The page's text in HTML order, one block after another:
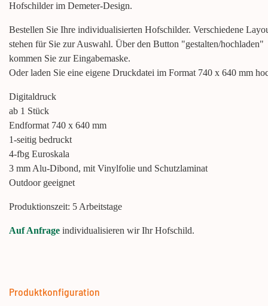
Hofschilder im Demeter-Design.
Bestellen Sie Ihre individualisierten Hofschilder. Verschiedene
stehen für Sie zur Auswahl. Über den Button "gestalten/hochladen"
kommen Sie zur Eingabemaske.
Oder laden Sie eine eigene Druckdatei im Format 740 x 640 mm
Digitaldruck
ab 1 Stück
Endformat 740 x 640 mm
1-seitig bedruckt
4-fbg Euroskala
3 mm Alu-Dibond, mit Vinylfolie und Schutzlaminat
Outdoor geeignet
Produktionszeit: 5 Arbeitstage
Auf Anfrage individualisieren wir Ihr Hofschild.
Produktkonfiguration